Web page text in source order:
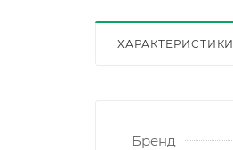
ХАРАКТЕРИСТИКИ
Бренд